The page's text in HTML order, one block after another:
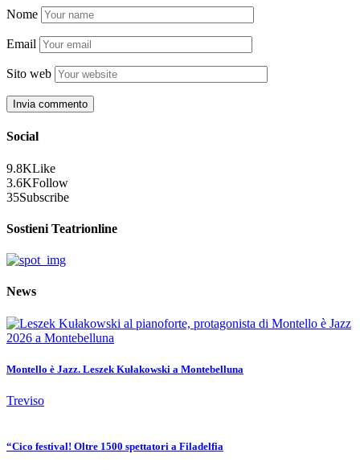
Nome
Email
Sito web
Social
9.8KLike
3.6KFollow
35Subscribe
Sostieni Teatrionline
News
Montello è Jazz. Leszek Kułakowski a Montebelluna
Treviso
“Cico festival! Oltre 1500 spettatori a Filadelfia